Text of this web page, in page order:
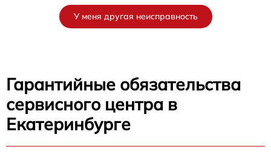
У меня другая неисправность
Гарантийные обязательства
сервисного центра в
Екатеринбурге